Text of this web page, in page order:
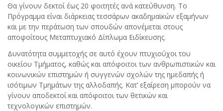
Θα γίνουν δεκτοί έως 20 φοιτητές ανά κατεύθυνση. Το
Πρόγραμμα είναι διάρκειας τεσσάρων ακαδημαϊκών εξαμήνων
και με την περάτωση των σπουδών απονέμεται στους
αποφοίτους Μεταπτυχιακό Δίπλωμα Ειδίκευσης.
Δυνατότητα συμμετοχής σε αυτό έχουν πτυχιούχοι του
οικείου Τμήματος, καθώς και απόφοιτοι των ανθρωπιστικών και
κοινωνικών επιστημών ή συγγενών σχολών της ημεδαπής ή
ισότιμων Τμημάτων της αλλοδαπής. Κατ’ εξαίρεση μπορούν να
γίνουν αποδεκτοί και απόφοιτοι των θετικών και
τεχνολογικών επιστημών.